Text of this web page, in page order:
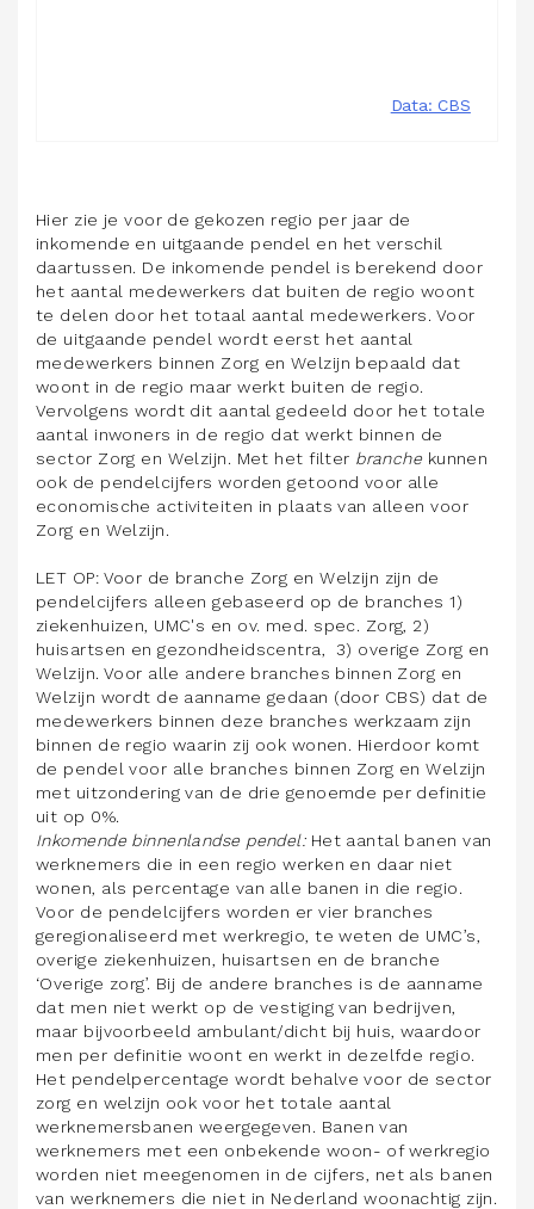
Hier zie je voor de gekozen regio per jaar de
inkomende en uitgaande pendel en het verschil
daartussen. De inkomende pendel is berekend door
het aantal medewerkers dat buiten de regio woont
te delen door het totaal aantal medewerkers. Voor
de uitgaande pendel wordt eerst het aantal
medewerkers binnen Zorg en Welzijn bepaald dat
woont in de regio maar werkt buiten de regio.
Vervolgens wordt dit aantal gedeeld door het totale
aantal inwoners in de regio dat werkt binnen de
sector Zorg en Welzijn. Met het filter branche kunnen
ook de pendelcijfers worden getoond voor alle
economische activiteiten in plaats van alleen voor
Zorg en Welzijn.
LET OP: Voor de branche Zorg en Welzijn zijn de
pendelcijfers alleen gebaseerd op de branches 1)
ziekenhuizen, UMC's en ov. med. spec. Zorg, 2)
huisartsen en gezondheidscentra, 3) overige Zorg en
Welzijn. Voor alle andere branches binnen Zorg en
Welzijn wordt de aanname gedaan (door CBS) dat de
medewerkers binnen deze branches werkzaam zijn
binnen de regio waarin zij ook wonen. Hierdoor komt
de pendel voor alle branches binnen Zorg en Welzijn
met uitzondering van de drie genoemde per definitie
uit op 0%.
Inkomende binnenlandse pendel: Het aantal banen van
werknemers die in een regio werken en daar niet
wonen, als percentage van alle banen in die regio.
Voor de pendelcijfers worden er vier branches
geregionaliseerd met werkregio, te weten de UMC’s,
overige ziekenhuizen, huisartsen en de branche
‘Overige zorg’. Bij de andere branches is de aanname
dat men niet werkt op de vestiging van bedrijven,
maar bijvoorbeeld ambulant/dicht bij huis, waardoor
men per definitie woont en werkt in dezelfde regio.
Het pendelpercentage wordt behalve voor de sector
zorg en welzijn ook voor het totale aantal
werknemersbanen weergegeven. Banen van
werknemers met een onbekende woon- of werkregio
worden niet meegenomen in de cijfers, net als banen
van werknemers die niet in Nederland woonachtig zijn.